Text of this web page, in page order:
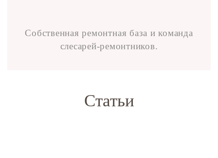
Собственная ремонтная база и команда
слесарей-ремонтников.
Статьи